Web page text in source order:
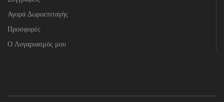
Αγορά Δωροεπιταγής
Προσφορές
Ο Λογαριασμός μου